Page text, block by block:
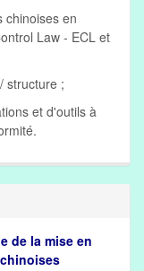
chinoises en
Law - ECL et
structure ;
et d'outils à
de la mise en